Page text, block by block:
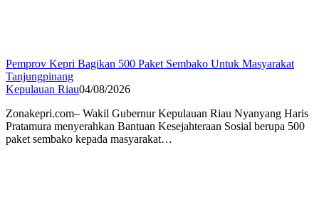
Pemprov Kepri Bagikan 500 Paket Sembako Untuk Masyarakat
Tanjungpinang
Kepulauan Riau04/08/2026
Zonakepri.com– Wakil Gubernur Kepulauan Riau Nyanyang Haris
Pratamura menyerahkan Bantuan Kesejahteraan Sosial berupa 500
paket sembako kepada masyarakat…